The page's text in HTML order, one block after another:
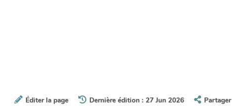
Éditer la page Dernière édition : 27 Jun 2026 Partager